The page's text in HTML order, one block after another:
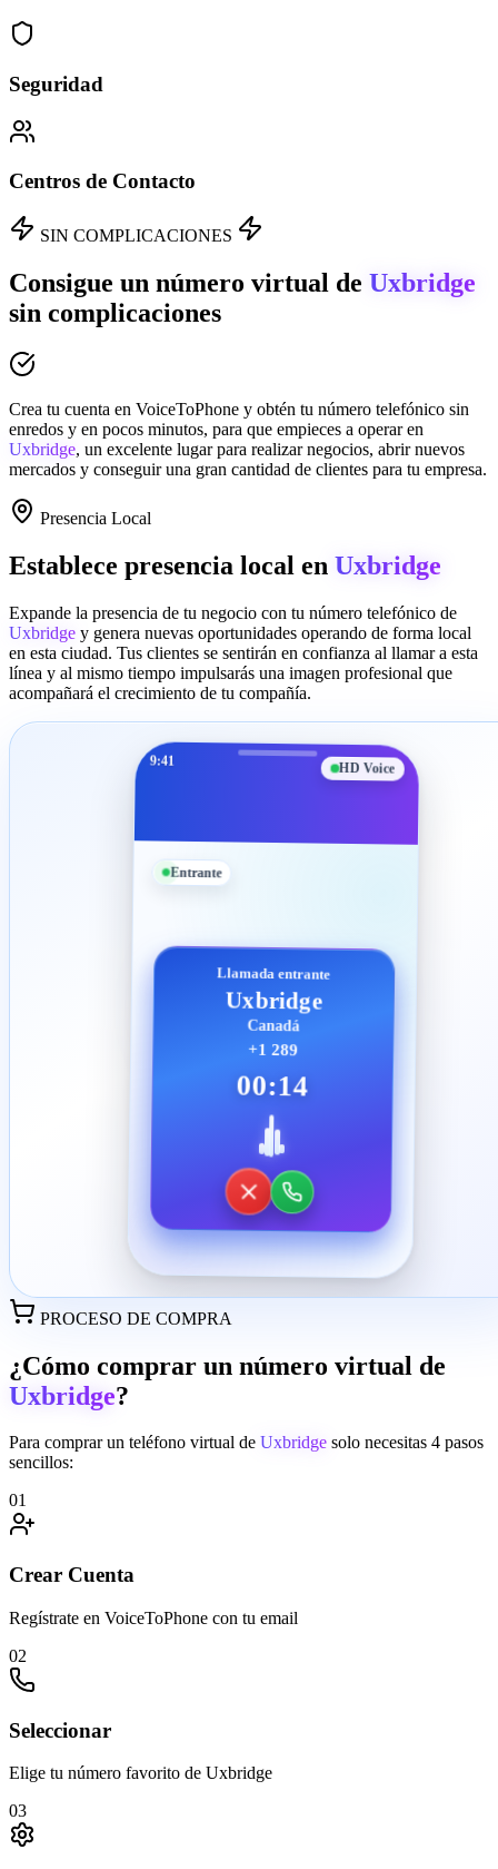
Seguridad
Centros de Contacto
SIN COMPLICACIONES
Consigue un número virtual de Uxbridge
sin complicaciones
Crea tu cuenta en VoiceToPhone y obtén tu número telefónico sin
enredos y en pocos minutos, para que empieces a operar en
Uxbridge, un excelente lugar para realizar negocios, abrir nuevos
mercados y conseguir una gran cantidad de clientes para tu empresa.
Presencia Local
Establece presencia local en Uxbridge
Expande la presencia de tu negocio con tu número telefónico de
Uxbridge y genera nuevas oportunidades operando de forma local
en esta ciudad. Tus clientes se sentirán en confianza al llamar a esta
línea y al mismo tiempo impulsarás una imagen profesional que
acompañará el crecimiento de tu compañía.
9:41 HD Voice
Entrante
Llamada entrante
Uxbridge
Canadá
+1 289
00:14
PROCESO DE COMPRA
¿Cómo comprar un número virtual de
Uxbridge?
Para comprar un teléfono virtual de Uxbridge solo necesitas 4 pasos
sencillos:
01
Crear Cuenta
Regístrate en VoiceToPhone con tu email
02
Seleccionar
Elige tu número favorito de Uxbridge
03